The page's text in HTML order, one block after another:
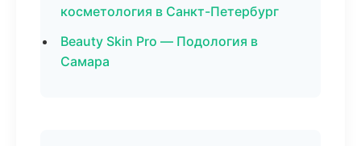
косметология в Санкт-Петербург
Beauty Skin Pro — Подология в
Самара